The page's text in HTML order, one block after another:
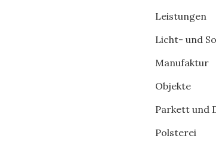
Leistungen
Licht- und
Manufaktur
Objekte
Parkett und
Polsterei